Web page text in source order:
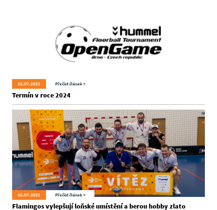
02.07.2023 Přečíst článek >
Termín v roce 2024
02.07.2023 Přečíst článek >
Flamingos vylepšují loňské umístění a berou hobby zlato